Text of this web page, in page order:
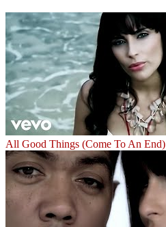
All Good Things (Come To An End)